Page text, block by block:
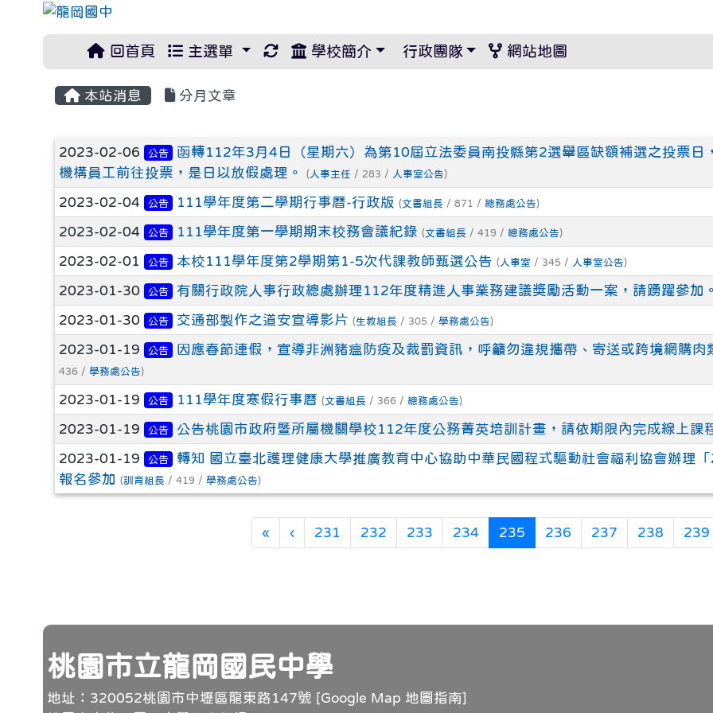
回首頁 主選單 重新取得佈景設定
學校簡介 行政團隊 網站地圖
本站消息 分月文章
文章列表
2023-02-06 公告
函轉112年3月4日（星期六）為第10屆立法委員南投縣第2選舉區缺額補選之投票日
機構員工前往投票，是日以放假處理。
( 人事主任 / 283 / 人事室公告)
2023-02-04 公告 111學年度第二學期行事曆-行政版 (文書組長 / 871 /總務處公告)
2023-02-04 公告 111學年度第一學期期末校務會議紀錄 (文書組長 / 419 /總務處公告)
2023-02-01 公告 本校111學年度第2學期第1-5次代課教師甄選公告 ( 人事室 / 345 / 人事室公告)
2023-01-30 公告 有關行政院人事行政總處辦理112年度精進人事業務建議獎勵活動一案，請踴躍參加
2023-01-30 公告 交通部製作之道安宣導影片 (生教組長 / 305 / 學務處公告)
2023-01-19 公告 因應春節連假，宣導非洲豬瘟防疫及裁罰資訊，呼籲勿違規攜帶、寄送或跨境網購
436 / 學務處公告)
2023-01-19 公告 111學年度寒假行事曆 (文書組長 / 366 /總務處公告)
2023-01-19 公告 公告桃園市政府暨所屬機關學校112年度公務菁英培訓計畫，請依期限內完成線上課
2023-01-19 公告
轉知 國立臺北護理健康大學推廣教育中心協助中華民國程式驅動社會福利協會辦理
報名參加 (訓育組長 / 419 / 學務處公告)
«第一頁
‹上一頁
231 232 233 234 235(目前頁次)
236 237 238 239
頁尾
桃園市立龍岡國民中學
地址：320052桃園市中壢區龍東路147號 [Google Map 地圖指南]